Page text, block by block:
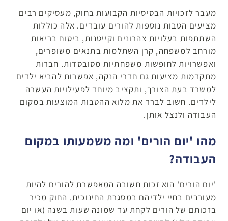
מעבר לזכויות הבסיסיות הקבועות בחוק, מעסיקים רבים
מציעים הטבות נוספות להורים עובדים. אלה כוללות
השתתפות בעלויות צהרונים וקייטנות, ביטוח בריאות
מורחב למשפחה, קרן השתלמות בתנאים משופרים,
ואפשרויות לחופשות משפחתיות מסובסדות. חברות
מתקדמות מציעות גם חדרי הנקה, אפשרות להביא ילדים
למשרד בעת הצורך, ותקציב מיוחד לפעילויות העשרה
לילדים. חשוב לברר את מלוא ההטבות המוצעות במקום
העבודה ולנצל אותן.
מהו 'יום הורים' ומה משמעותו במקום
העבודה?
'יום הורים' הוא זכות חשובה המאפשרת להורים להיות
מעורבים בחיי ילדיהם במסגרת החינוכית. החוק מכיר
בזכותם של הורים לקחת עד שמונה שעות בשנה (או יום